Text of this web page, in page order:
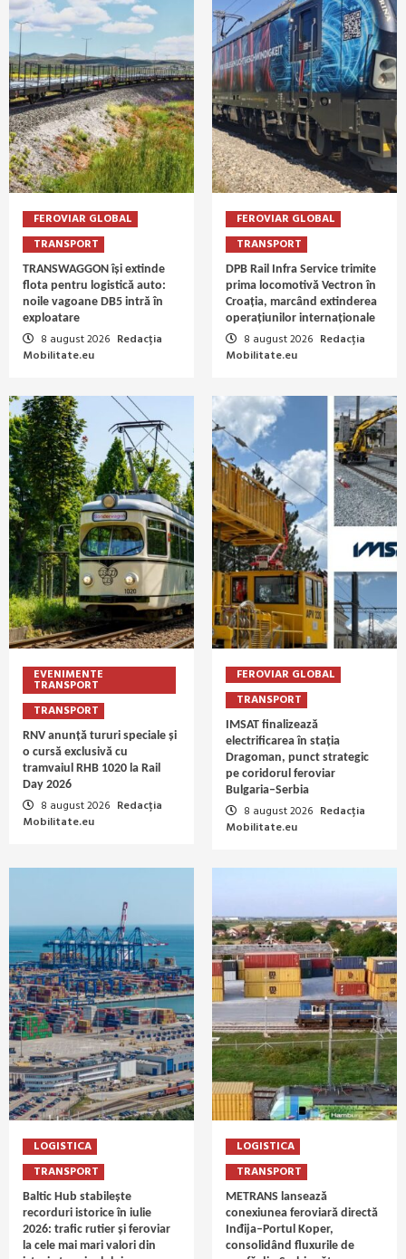
FEROVIAR GLOBAL
TRANSPORT
TRANSWAGGON își extinde
flota pentru logistică auto:
noile vagoane DB5 intră în
exploatare
8 august 2026 Redacția
Mobilitate.eu
FEROVIAR GLOBAL
TRANSPORT
DPB Rail Infra Service trimite
prima locomotivă Vectron în
Croația, marcând extinderea
operațiunilor internaționale
8 august 2026 Redacția
Mobilitate.eu
EVENIMENTE
TRANSPORT
TRANSPORT
RNV anunță tururi speciale și
o cursă exclusivă cu
tramvaiul RHB 1020 la Rail
Day 2026
8 august 2026 Redacția
Mobilitate.eu
FEROVIAR GLOBAL
TRANSPORT
IMSAT finalizează
electrificarea în stația
Dragoman, punct strategic
pe coridorul feroviar
Bulgaria–Serbia
8 august 2026 Redacția
Mobilitate.eu
LOGISTICA
TRANSPORT
Baltic Hub stabilește
recorduri istorice în iulie
2026: trafic rutier și feroviar
la cele mai mari valori din
LOGISTICA
TRANSPORT
METRANS lansează
conexiunea feroviară directă
Inđija–Portul Koper,
consolidând fluxurile de